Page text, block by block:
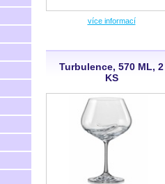
více informací
Turbulence, 570 ML, 2
KS